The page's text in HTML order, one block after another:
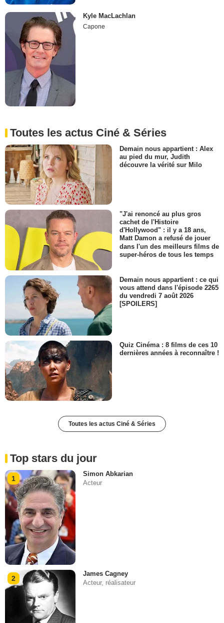
Kyle MacLachlan
Capone
Toutes les actus Ciné & Séries
Demain nous appartient : Alex
au pied du mur, Judith
découvre la vérité sur Milo
"J'ai renoncé au plus gros
cachet de l'Histoire
d'Hollywood" : il y a 18 ans,
Matt Damon a refusé de jouer
dans l'un des meilleurs films de
super-héros de tous les temps
Demain nous appartient : ce qui
vous attend dans l'épisode 2265
du vendredi 7 août 2026
[SPOILERS]
Quiz Cinéma : 8 films de ces 10
dernières années à reconnaître !
Toutes les actus Ciné & Séries
Top stars du jour
1
Simon Abkarian
Acteur
2
James Cagney
Acteur, réalisateur